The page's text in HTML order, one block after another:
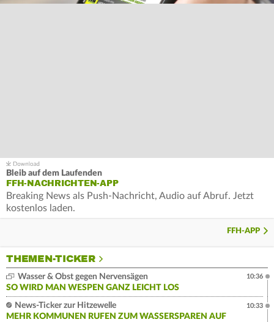
Bleib auf dem Laufenden
FFH-NACHRICHTEN-APP
Breaking News als Push-Nachricht, Audio auf Abruf. Jetzt
kostenlos laden.
FFH-APP
THEMEN-TICKER
Wasser & Obst gegen Nervensägen
SO WIRD MAN WESPEN GANZ LEICHT LOS
10:36
News-Ticker zur Hitzewelle
MEHR KOMMUNEN RUFEN ZUM WASSERSPAREN AUF
10:33